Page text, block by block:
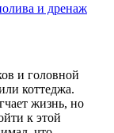
и дренаж
и головной
коттеджа.
жизнь, но
к этой